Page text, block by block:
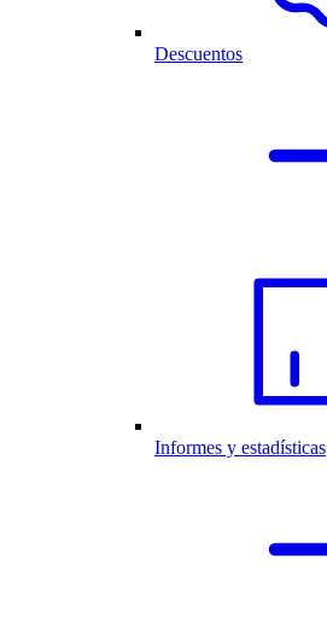
Descuentos
Informes y estadísticas